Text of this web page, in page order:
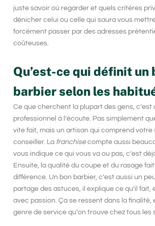
juste savoir où regarder et quels critères
dénicher celui ou celle qui saura vous
forcément passer par des adresses
coûteuses.
Qu’est-ce qui définit un
barbier selon les
Ce que cherchent la plupart des gens, c’est
professionnel à l’écoute. Pas simplement
vite fait, mais un artisan qui comprend votre
conseiller. La franchisecompte aussi
vous indique ce qui vous va ou pas, c’est
Ensuite, la qualité du coupe et du rasage
différence. Un bon barbier, c’est aussi un
partage des astuces, il explique ce qu’il fait,
avec passion. Ça se ressent dans la finalité,
genre de service qu’on trouve chez tous les